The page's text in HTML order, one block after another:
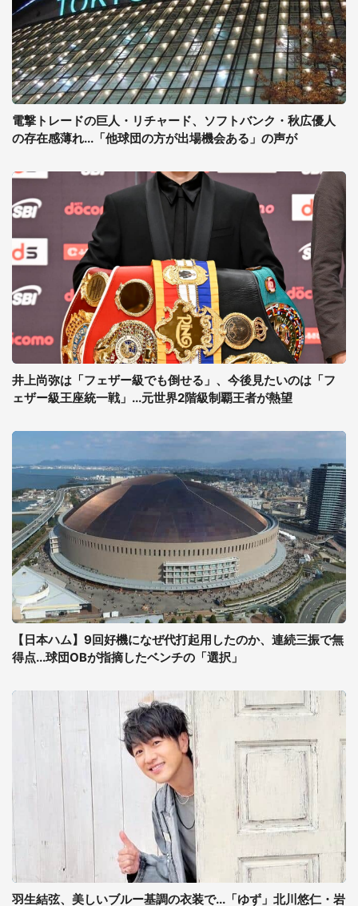
電撃トレードの巨人・リチャード、ソフトバンク・秋広優人
の存在感薄れ...「他球団の方が出場機会ある」の声が
井上尚弥は「フェザー級でも倒せる」、今後見たいのは「フ
ェザー級王座統一戦」...元世界2階級制覇王者が熱望
【日本ハム】9回好機になぜ代打起用したのか、連続三振で無
得点...球団OBが指摘したベンチの「選択」
羽生結弦、美しいブルー基調の衣装で...「ゆず」北川悠仁・岩